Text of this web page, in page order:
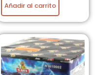
Añadir al carrito